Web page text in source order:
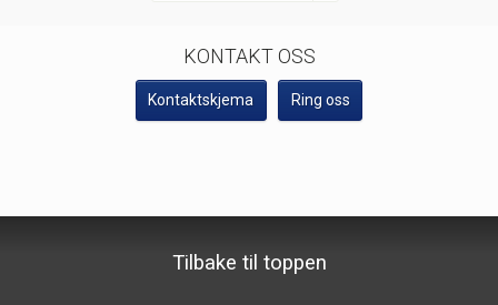
KONTAKT OSS
Kontaktskjema Ring oss
Telefon70 26 30 07
booking@geirangerfjord.no
Tilbake til toppen